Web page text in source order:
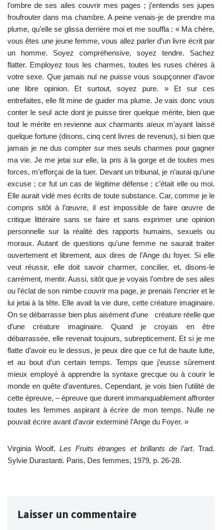
l’ombre de ses ailes couvrir mes pages ; j’entendis ses jupes
froufrouter dans ma chambre. A peine venais-je de prendre ma
plume, qu’elle se glissa derrière moi et me souffla : « Ma chère,
vous êtes une jeune femme, vous allez parler d’un livre écrit par
un homme. Soyez compréhensive, soyez tendre. Sachez
flatter. Employez tous les charmes, toutes les ruses chères à
votre sexe. Que jamais nul ne puisse vous soupçonner d’avoir
une libre opinion. Et surtout, soyez pure. » Et sur ces
entrefaites, elle fit mine de guider ma plume. Je vais donc vous
conter le seul acte dont je puisse tirer quelque mérite, bien que
tout le mérite en revienne aux charmants aïeux m’ayant laissé
quelque fortune (disons, cinq cent livres de revenus), si bien que
jamais je ne dus compter sur mes seuls charmes pour gagner
ma vie. Je me jetai sur elle, la pris à la gorge et de toutes mes
forces, m’efforçai de la tuer. Devant un tribunal, je n’aurai qu’une
excuse ; ce fut un cas de légitime défense : c’était elle ou moi.
Elle aurait vidé mes écrits de toute substance. Car, comme je le
compris sitôt à l’œuvre, il est impossible de faire œuvre de
critique littéraire sans se faire et sans exprimer une opinion
personnelle sur la réalité des rapports humains, sexuels ou
moraux. Autant de questions qu’une femme ne saurait traiter
ouvertement et librement, aux dires de l’Ange du foyer. Si elle
veut réussir, elle doit savoir charmer, concilier, et, disons-le
carrément, mentir. Aussi, sitôt que je voyais l’ombre de ses ailes
ou l’éclat de son nimbe couvrir ma page, je prenais l’encrier et le
lui jetai à la tête. Elle avait la vie dure, cette créature imaginaire.
On se débarrasse bien plus aisément d’une créature réelle que
d’une créature imaginaire. Quand je croyais en être
débarrassée, elle revenait toujours, subrepticement. Et si je me
flatte d’avoir eu le dessus, je peux dire que ce fut de haute lutte,
et au bout d’un certain temps. Temps que j’eusse sûrement
mieux employé à apprendre la syntaxe grecque ou à courir le
monde en quête d’aventures. Cependant, je vois bien l’utilité de
cette épreuve, – épreuve que durent immanquablement affronter
toutes les femmes aspirant à écrire de mon temps. Nulle ne
pouvait écrire avant d’avoir exterminé l’Ange du Foyer. »
Virginia Woolf,Les Fruits étranges et brillants de l’art. Trad.
Sylvie Durastanti. Paris, Des femmes, 1979, p. 26-28.
Laisser un commentaire